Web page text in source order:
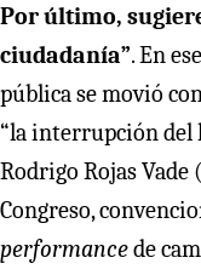
Por último,
ciudadanía”. En
pública se movió
“la interrupción del
Rodrigo Rojas Vade
Congreso,
performancede